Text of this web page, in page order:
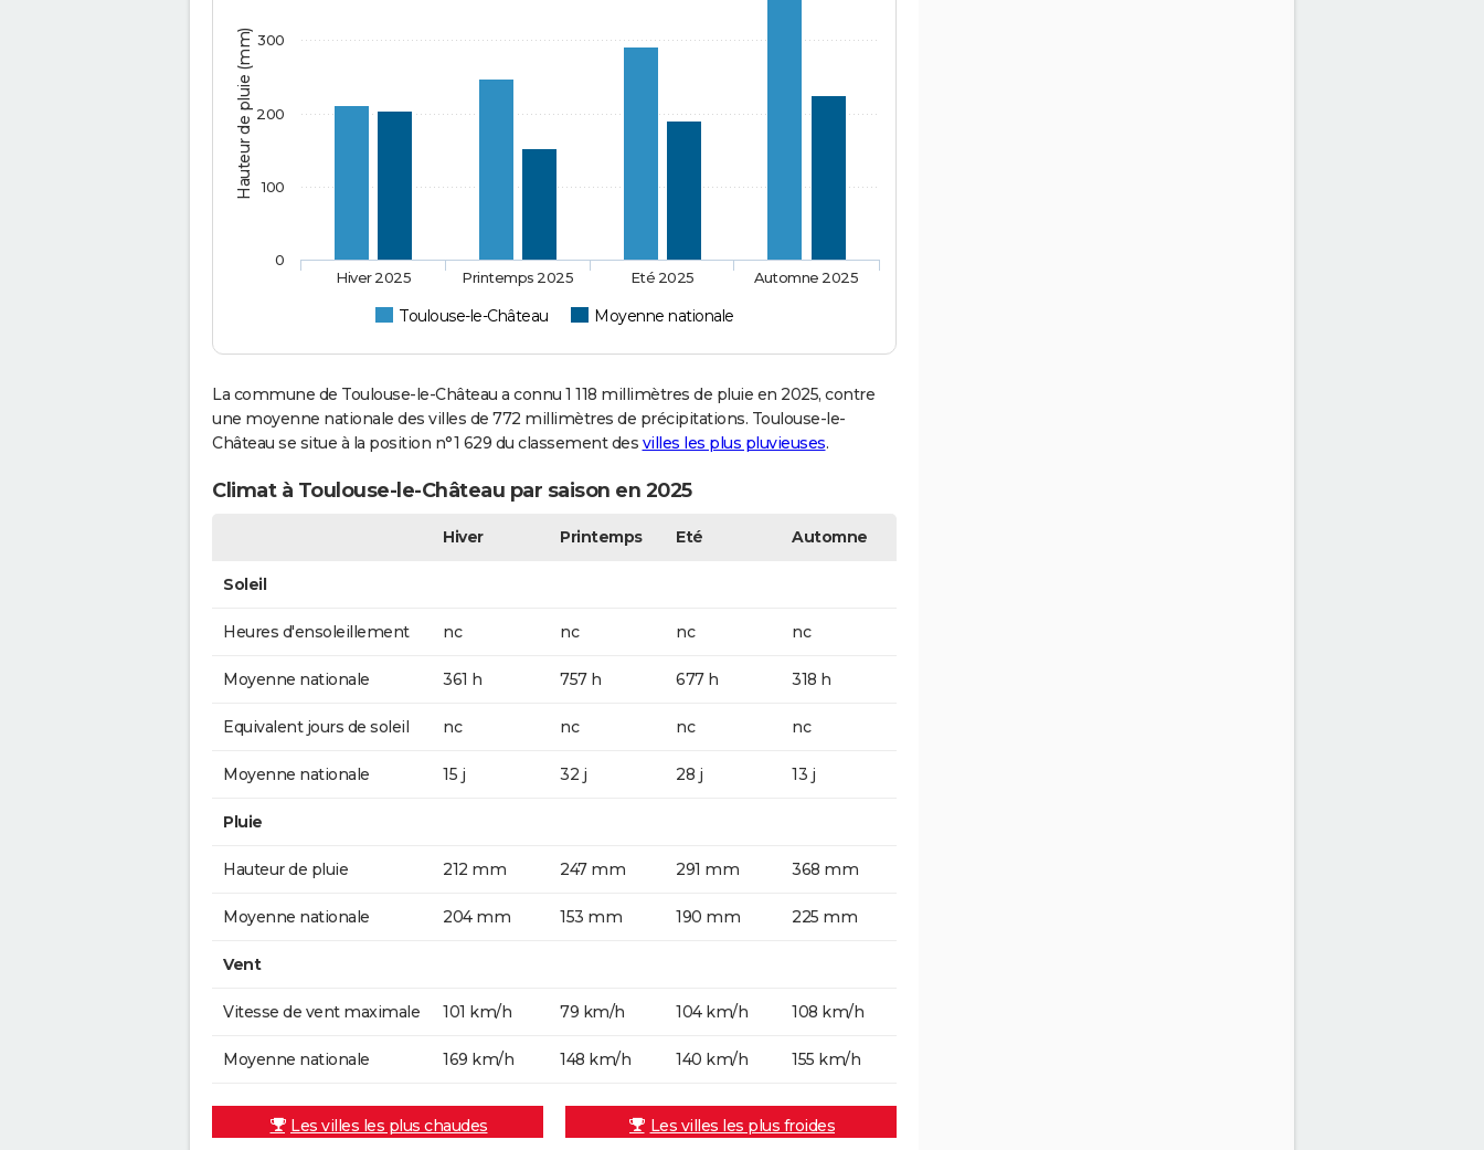
Hauteur de pluie (mm)
Toulouse-le-Château Moyenne nationale
Hiver 2025 Printemps 2025 Eté 2025 Automne 2025
0
100
200
300
La commune de Toulouse-le-Château a connu 1 118 millimètres de pluie en 2025, contre
une moyenne nationale des villes de 772 millimètres de précipitations. Toulouse-le-
Château se situe à la position n°1 629 du classement des villes les plus pluvieuses.
Climat à Toulouse-le-Château par saison en 2025
Hiver Printemps Eté Automne
Soleil
Heures d'ensoleillement nc nc nc nc
Moyenne nationale 361 h 757 h 677 h 318 h
Equivalent jours de soleil nc nc nc nc
Moyenne nationale 15 j 32 j 28 j 13 j
Pluie
Hauteur de pluie 212 mm 247 mm 291 mm 368 mm
Moyenne nationale 204 mm 153 mm 190 mm 225 mm
Vent
Vitesse de vent maximale 101 km/h 79 km/h 104 km/h 108 km/h
Moyenne nationale 169 km/h 148 km/h 140 km/h 155 km/h
Les villes les plus chaudes Les villes les plus froides